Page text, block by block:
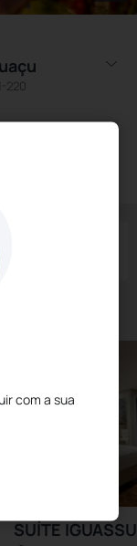
com a sua
220
SUÍTE IGUASSU